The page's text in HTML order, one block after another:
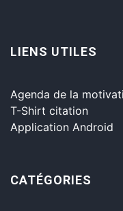
LIENS UTILES
Agenda de la
T-Shirt citation
Application Android
CATÉGORIES